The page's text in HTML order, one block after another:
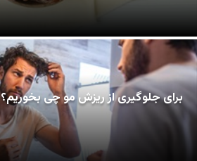
برای جلوگیری از ریزش مو چی بخوریم؟